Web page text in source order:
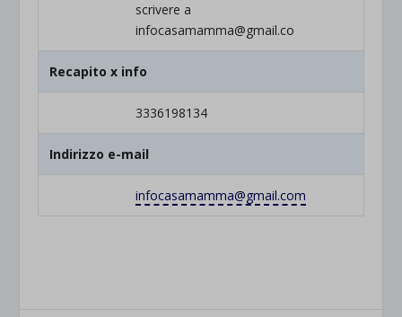
scrivere a
infocasamamma@gmail.co
Recapito x info
3336198134
Indirizzo e-mail
infocasamamma@gmail.com